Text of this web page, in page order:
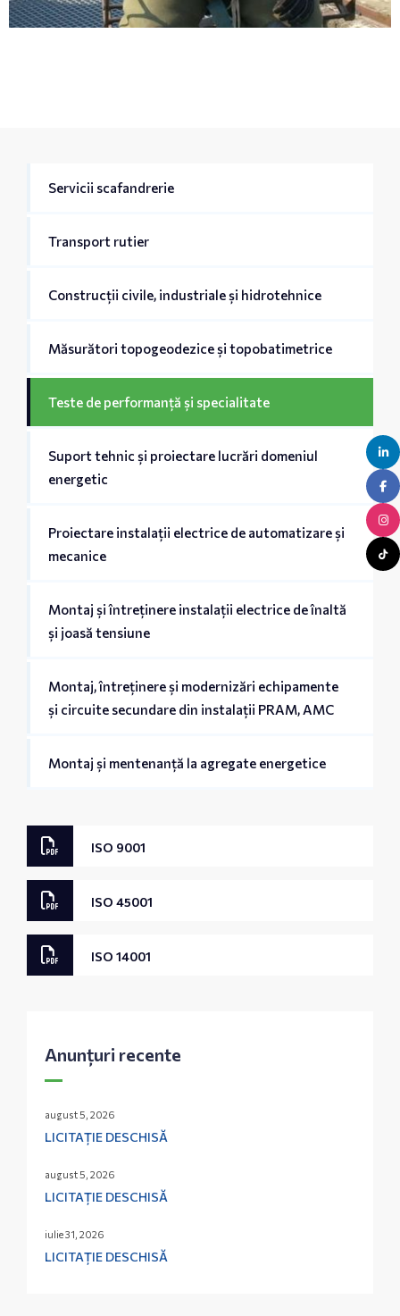
Servicii scafandrerie
Transport rutier
Construcții civile, industriale și hidrotehnice
Măsurători topogeodezice și topobatimetrice
Teste de performanță și specialitate
Suport tehnic și proiectare lucrări domeniul
energetic
Proiectare instalații electrice de automatizare și
mecanice
Montaj și întreținere instalații electrice de înaltă
și joasă tensiune
Montaj, întreținere și modernizări echipamente
și circuite secundare din instalații PRAM, AMC
Montaj și mentenanță la agregate energetice
ISO 9001
ISO 45001
ISO 14001
Anunțuri recente
august 5, 2026
LICITAȚIE DESCHISĂ
august 5, 2026
LICITAȚIE DESCHISĂ
iulie 31, 2026
LICITAȚIE DESCHISĂ